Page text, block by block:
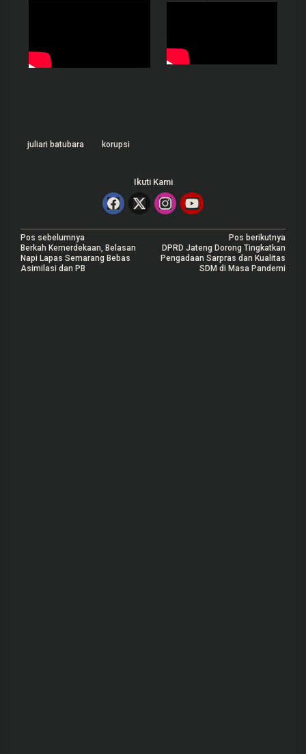
juliari batubara korupsi
Ikuti Kami
N
a
Pos sebelumnya
Berkah Kemerdekaan, Belasan
Napi Lapas Semarang Bebas
Asimilasi dan PB
Pos berikutnya
DPRD Jateng Dorong Tingkatkan
Pengadaan Sarpras dan Kualitas
SDM di Masa Pandemi